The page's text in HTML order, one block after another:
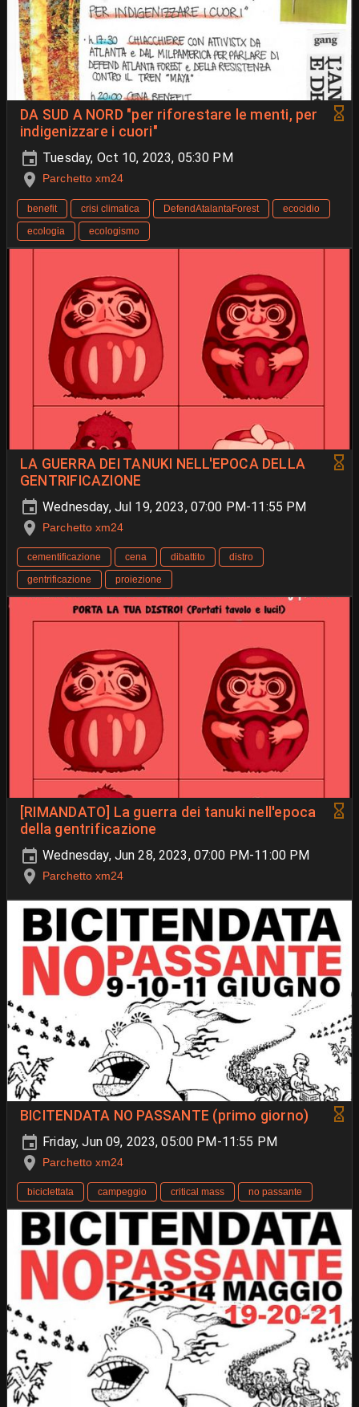
DA SUD A NORD "per riforestare le menti, per
indigenizzare i cuori"
Tuesday, Oct 10, 2023, 05:30 PM
Parchetto xm24
benefit crisi climatica DefendAtalantaForest
ecocidio
ecologia
ecologismo
LA GUERRA DEI TANUKI NELL'EPOCA DELLA
GENTRIFICAZIONE
Wednesday, Jul 19, 2023, 07:00 PM-11:55 PM
Parchetto xm24
cementificazione cena dibattito
distro
gentrificazione
proiezione
[RIMANDATO] La guerra dei tanuki nell'epoca
della gentrificazione
Wednesday, Jun 28, 2023, 07:00 PM-11:00 PM
Parchetto xm24
BICITENDATA NO PASSANTE (primo giorno)
Friday, Jun 09, 2023, 05:00 PM-11:55 PM
Parchetto xm24
biciclettata campeggio critical mass no passante